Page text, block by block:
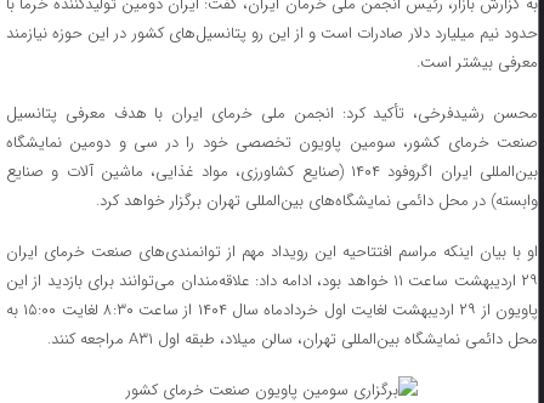
حدود نیم میلیارد دلار صادرات است و از این رو پتانسیل‌های کشور در این حوزه نیازمند
معرفی بیشتر است.
محسن رشیدفرخی، تأکید کرد: انجمن ملی خرمای ایران با هدف معرفی پتانسیل
صنعت خرمای کشور، سومین پاویون تخصصی خود را در سی و دومین نمایشگاه
بین‌المللی ایران اگروفود ۱۴۰۴ (صنایع کشاورزی، مواد غذایی، ماشین آلات و صنایع
وابسته) در محل دائمی نمایشگاه‌های بین‌المللی تهران برگزار خواهد کرد.
او با بیان اینکه مراسم افتتاحیه این رویداد مهم از توانمندی‌های صنعت خرمای ایران
۲۹ اردیبهشت ساعت ۱۱ خواهد بود، ادامه داد: علاقه‌مندان می‌توانند برای بازدید از این
پاویون از ۲۹ اردیبهشت لغایت اول خردادماه سال ۱۴۰۴ از ساعت ۸:۳۰ لغایت ۱۵:۰۰ به
محل دائمی نمایشگاه بین‌المللی تهران، سالن میلاد، طبقه اول A۳۱ مراجعه کنند.